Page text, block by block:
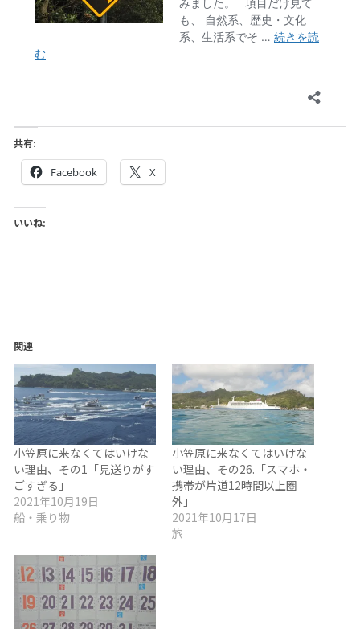
共有:
Facebook X
いいね:
関連
小笠原に来なくてはいけな
い理由、その1「見送りがす
ごすぎる」
2021年10月19日
船・乗り物
小笠原に来なくてはいけな
い理由、その26.「スマホ・
携帯が片道12時間以上圏
外」
2021年10月17日
旅